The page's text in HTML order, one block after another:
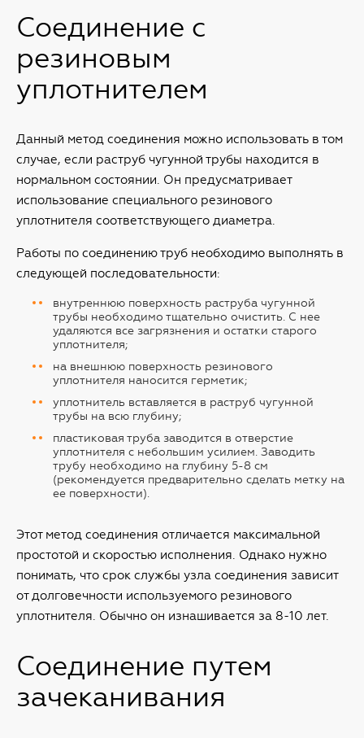
Соединение с
резиновым
уплотнителем
Данный метод соединения можно использовать в том
случае, если раструб чугунной трубы находится в
нормальном состоянии. Он предусматривает
использование специального резинового
уплотнителя соответствующего диаметра.
Работы по соединению труб необходимо выполнять в
следующей последовательности:
внутреннюю поверхность раструба чугунной
трубы необходимо тщательно очистить. С нее
удаляются все загрязнения и остатки старого
уплотнителя;
на внешнюю поверхность резинового
уплотнителя наносится герметик;
уплотнитель вставляется в раструб чугунной
трубы на всю глубину;
пластиковая труба заводится в отверстие
уплотнителя с небольшим усилием. Заводить
трубу необходимо на глубину 5-8 см
(рекомендуется предварительно сделать метку на
ее поверхности).
Этот метод соединения отличается максимальной
простотой и скоростью исполнения. Однако нужно
понимать, что срок службы узла соединения зависит
от долговечности используемого резинового
уплотнителя. Обычно он изнашивается за 8-10 лет.
Соединение путем
зачеканивания